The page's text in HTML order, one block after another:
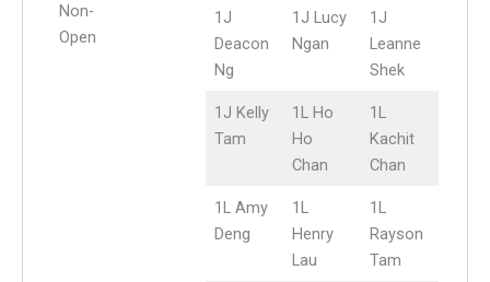
Non-
Open
1J
Deacon
Ng
1J Lucy
Ngan
1J
Leanne
Shek
1J Kelly
Tam
1L Ho
Ho
Chan
1L
Kachit
Chan
1L Amy
Deng
1L
Henry
Lau
1L
Rayson
Tam